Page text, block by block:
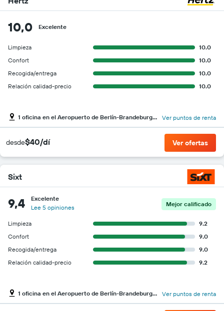
10,0 Excelente
Limpieza
10.0
Confort
10.0
Recogida/entrega
10.0
Relación calidad-precio
10.0
1 oficina en el Aeropuerto de Berlín-Brandeburgo Willy Brandt Ver puntos de renta
desde$40/dí Ver ofertas
Sixt
9,4
Excelente
Lee 5 opiniones
Mejor calificado
Limpieza
9.2
Confort
9.0
Recogida/entrega
9.0
Relación calidad-precio
9.2
1 oficina en el Aeropuerto de Berlín-Brandeburgo Willy Brandt Ver puntos de renta